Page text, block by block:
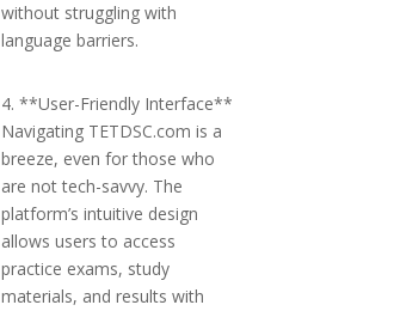
without struggling with
language barriers.
4. **User-Friendly Interface**
Navigating TETDSC.com is a
breeze, even for those who
are not tech-savvy. The
platform’s intuitive design
allows users to access
practice exams, study
materials, and results with